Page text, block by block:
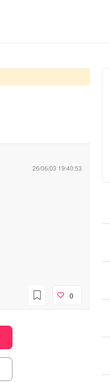
26/06/03 19:40:53
0